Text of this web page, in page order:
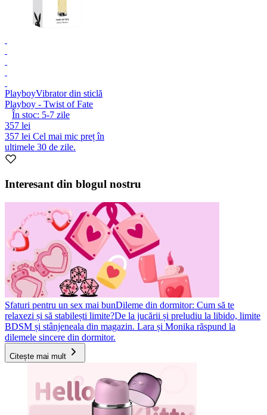
PlayboyVibrator din sticlă
Playboy - Twist of Fate
În stoc: 5-7 zile
357 lei
357 lei Cel mai mic preț în
ultimele 30 de zile.
Interesant din blogul nostru
Sfaturi pentru un sex mai bunDileme din dormitor: Cum să te
relaxezi și să stabilești limite?De la jucării și preludiu la libido, limite
BDSM și stânjeneala din magazin. Lara și Monika răspund la
dilemele sincere din dormitor.
Citește mai mult